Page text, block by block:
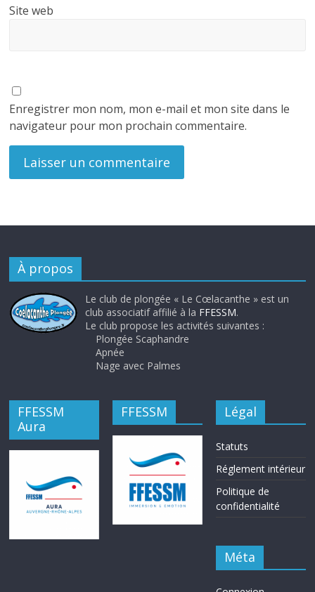
Site web
Enregistrer mon nom, mon e-mail et mon site dans le
navigateur pour mon prochain commentaire.
À propos
Le club de plongée « Le Cœlacanthe » est un
club associatif affilié à la FFESSM.
Le club propose les activités suivantes :
Plongée Scaphandre
Apnée
Nage avec Palmes
FFESSM
Aura
FFESSM Légal
Statuts
Réglement intérieur
Politique de
confidentialité
Méta